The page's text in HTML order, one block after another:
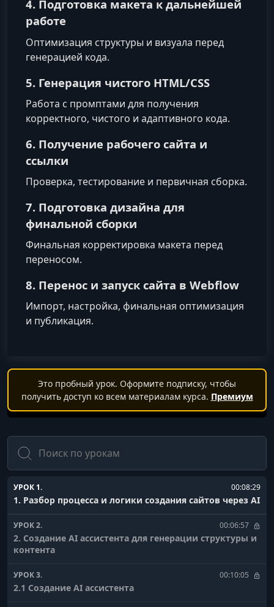
4. Подготовка макета к дальнейшей
работе
Оптимизация структуры и визуала перед
генерацией кода.
5. Генерация чистого HTML/CSS
Работа с промптами для получения
корректного, чистого и адаптивного кода.
6. Получение рабочего сайта и
ссылки
Проверка, тестирование и первичная сборка.
7. Подготовка дизайна для
финальной сборки
Финальная корректировка макета перед
переносом.
8. Перенос и запуск сайта в Webflow
Импорт, настройка, финальная оптимизация
и публикация.
Это пробный урок. Оформите подписку, чтобы
получить доступ ко всем материалам курса. Премиум
Поиск
УРОК 1. 00:08:29
1. Разбор процесса и логики создания сайтов через AI
УРОК 2. 00:06:57
2. Создание AI ассистента для генерации структуры и
контента
УРОК 3. 00:10:05
2.1 Создание AI ассистента